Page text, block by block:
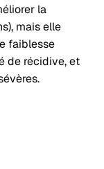
la
mais elle
faiblesse
de récidive, et